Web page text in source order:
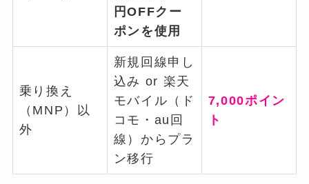
円OFFクー
ポンを使用
乗り換え
（MNP）以
外
新規回線申し
込み or 楽天
モバイル（ド
コモ・au回
線）からプラ
ン移行
7,000ポイン
ト